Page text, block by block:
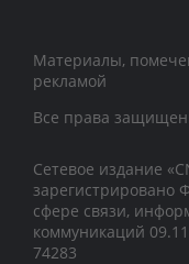
Материалы,
рекламой
Все права
Сетевое издание
зарегистрировано
сфере связи,
коммуникаций
74283